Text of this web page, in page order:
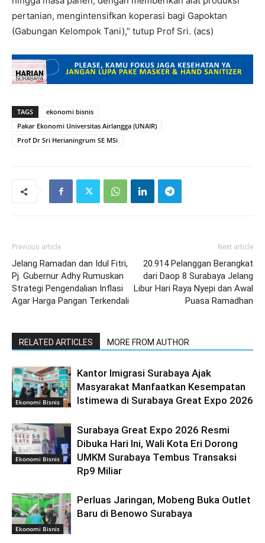
pertanian, mengintensifkan koperasi bagi Gapoktan
(Gabungan Kelompok Tani),” tutup Prof Sri. (acs)
TAGS
ekonomi bisnis
Pakar Ekonomi Universitas Airlangga (UNAIR)
Prof Dr Sri Herianingrum SE MSi
Previous article
Jelang Ramadan dan Idul Fitri,
Pj. Gubernur Adhy Rumuskan
Strategi Pengendalian Inflasi
Agar Harga Pangan Terkendali
Next article
20.914 Pelanggan Berangkat
dari Daop 8 Surabaya Jelang
Libur Hari Raya Nyepi dan Awal
Puasa Ramadhan
RELATED ARTICLES MORE FROM AUTHOR
Ekonomi Bisnis
Kantor Imigrasi Surabaya Ajak
Masyarakat Manfaatkan Kesempatan
Istimewa di Surabaya Great Expo 2026
Ekonomi Bisnis
Surabaya Great Expo 2026 Resmi
Dibuka Hari Ini, Wali Kota Eri Dorong
UMKM Surabaya Tembus Transaksi
Rp9 Miliar
Ekonomi Bisnis
Perluas Jaringan, Mobeng Buka Outlet
Baru di Benowo Surabaya